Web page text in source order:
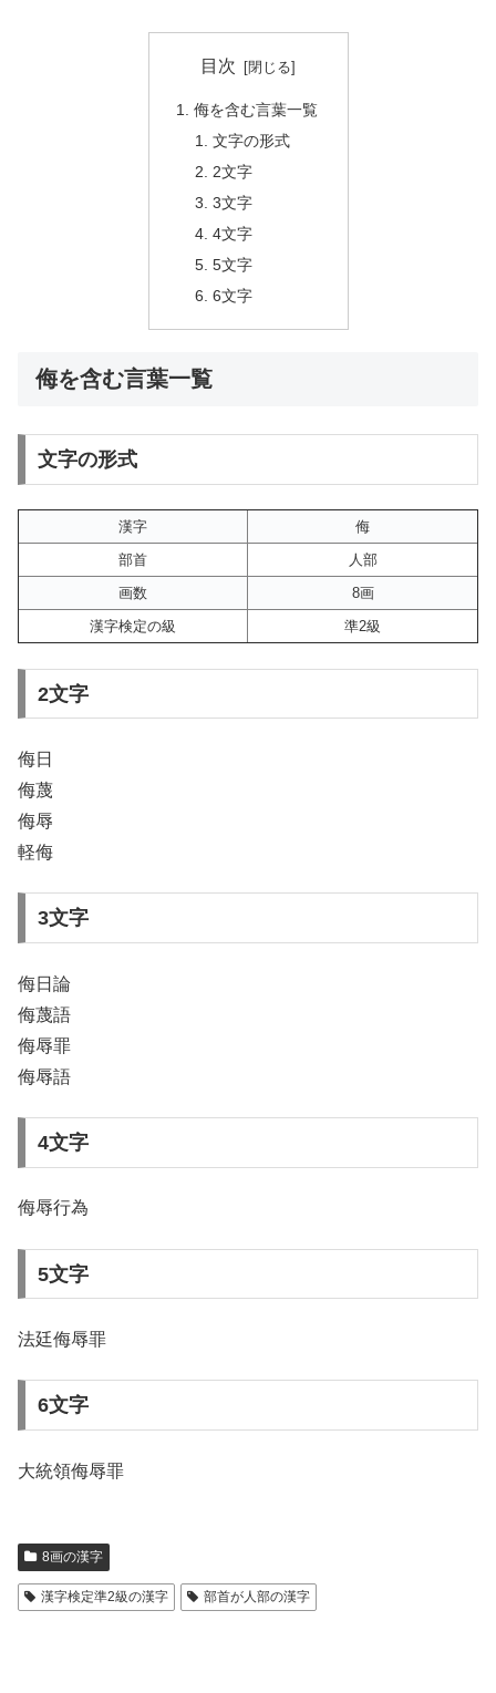
目次
侮を含む言葉一覧
文字の形式
2文字
3文字
4文字
5文字
6文字
侮を含む言葉一覧
文字の形式
漢字
侮
部首
人部
画数
8画
漢字検定の級
準2級
2文字
侮日
侮蔑
侮辱
軽侮
3文字
侮日論
侮蔑語
侮辱罪
侮辱語
4文字
侮辱行為
5文字
法廷侮辱罪
6文字
大統領侮辱罪
8画の漢字
漢字検定準2級の漢字 部首が人部の漢字